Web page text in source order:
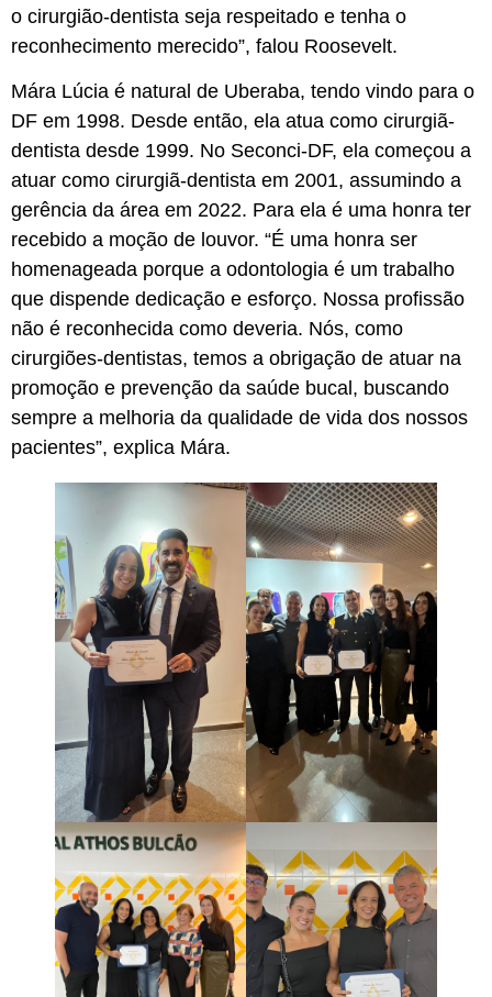
o cirurgião-dentista seja respeitado e tenha o
reconhecimento merecido”, falou Roosevelt.
Mára Lúcia é natural de Uberaba, tendo vindo para o
DF em 1998. Desde então, ela atua como cirurgiã-
dentista desde 1999. No Seconci-DF, ela começou a
atuar como cirurgiã-dentista em 2001, assumindo a
gerência da área em 2022. Para ela é uma honra ter
recebido a moção de louvor. “É uma honra ser
homenageada porque a odontologia é um trabalho
que dispende dedicação e esforço. Nossa profissão
não é reconhecida como deveria. Nós, como
cirurgiões-dentistas, temos a obrigação de atuar na
promoção e prevenção da saúde bucal, buscando
sempre a melhoria da qualidade de vida dos nossos
pacientes”, explica Mára.